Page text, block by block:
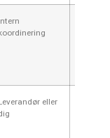
eller